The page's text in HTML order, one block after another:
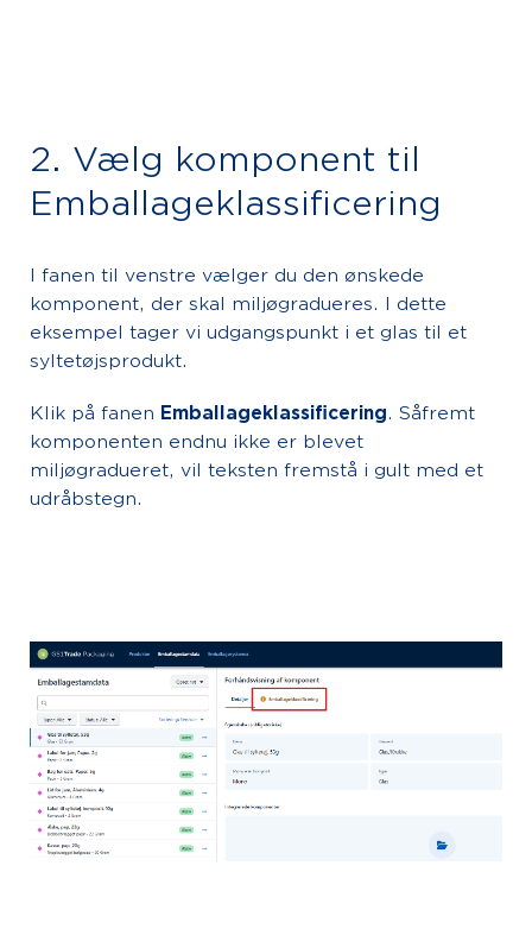
2. Vælg komponent til
Emballageklassificering
I fanen til venstre vælger du den ønskede
komponent, der skal miljøgradueres. I dette
eksempel tager vi udgangspunkt i et glas til et
syltetøjsprodukt.
Klik på fanen Emballageklassificering. Såfremt
komponenten endnu ikke er blevet
miljøgradueret, vil teksten fremstå i gult med et
udråbstegn.